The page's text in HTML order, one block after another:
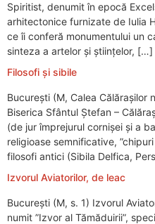
Spiritist, denumit în epocă
arhitectonice furnizate de Iulia
ce îi conferă monumentului un
sinteza a artelor și științelor, […]
Filosofi și sibile
București (M, Calea Călărașilor
Biserica Sfântul Ștefan –
(de jur împrejurul cornișei și a
religioase semnificative,
filosofi antici (Sibila Delfica,
Izvorul Aviatorilor, de leac
București (M, s. 1) Izvorul
numit ”Izvor al Tămăduirii”,